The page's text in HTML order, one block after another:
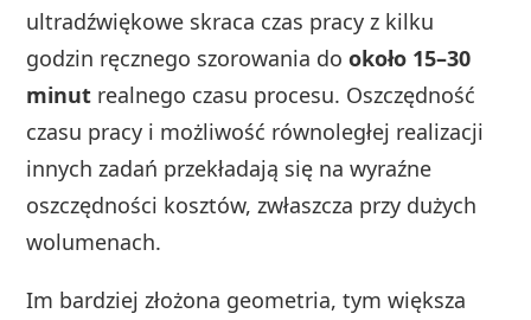
ultradźwiękowe skraca czas pracy z kilku
godzin ręcznego szorowania dookoło 15–30
minut realnego czasu procesu. Oszczędność
czasu pracy i możliwość równoległej realizacji
innych zadań przekładają się na wyraźne
oszczędności kosztów, zwłaszcza przy dużych
wolumenach.
Im bardziej złożona geometria, tym większa